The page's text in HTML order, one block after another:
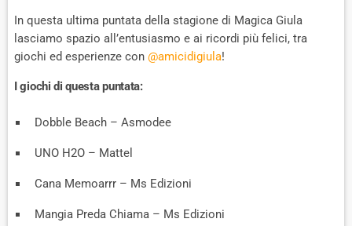
C
K
R
A
E
A
R
D
R
D
In questa ultima puntata della stagione di Magica Giula
lasciamo spazio all’entusiasmo e ai ricordi più felici, tra
giochi ed esperienze con @amicidigiula!
I giochi di questa puntata:
Dobble Beach – Asmodee
UNO H2O – Mattel
Cana Memoarrr – Ms Edizioni
Mangia Preda Chiama – Ms Edizioni